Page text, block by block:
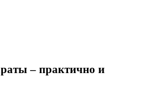
– практично и